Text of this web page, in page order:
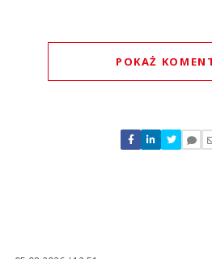
POKAŻ
Nie znaleziono
Zostaw swoje